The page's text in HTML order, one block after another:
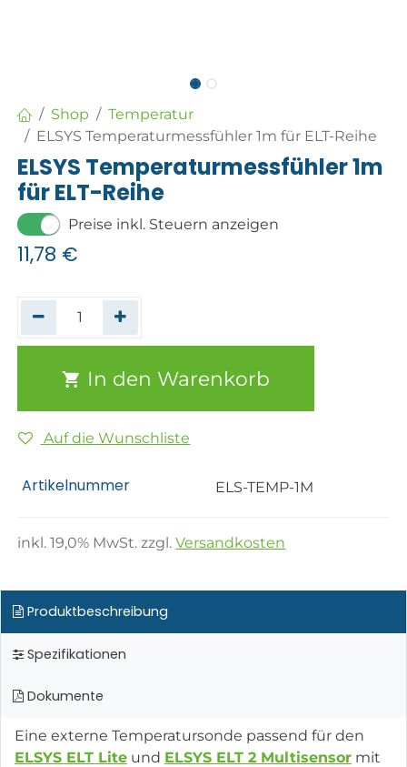
Shop
Temperatur
ELSYS Temperaturmessfühler 1m für ELT-Reihe
ELSYS Temperaturmessfühler 1m
für ELT-Reihe
Preise inkl. Steuern anzeigen
11,78 €
In den Warenkorb
Auf die Wunschliste
Artikelnummer ELS-TEMP-1M
inkl.19,0% MwSt. zzgl.Versandkosten
Produktbeschreibung
Spezifikationen
Dokumente
Eine externe Temperatursonde passend für den
ELSYS ELT Lite und ELSYS ELT 2 Multisensor mit